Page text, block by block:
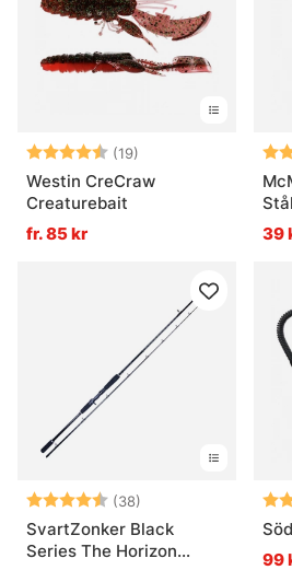
Betyg: (19)
4.2 utav 5 stjärnor
Westin CreCraw
Creaturebait
fr. 85 kr
39
Betyg: (38)
4.6 utav 5 stjärnor
SvartZonker Black
Series The Horizon
99